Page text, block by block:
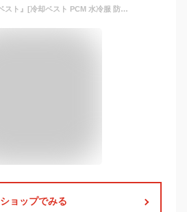
『アイスマン PCMベスト』[冷却ベスト PCM 水冷服 防爆 氷冷ベスト ベスト クールベスト ペルチェ 暑さ対策 熱中症対策 節電対策 酷暑対策 ]
ショップでみる